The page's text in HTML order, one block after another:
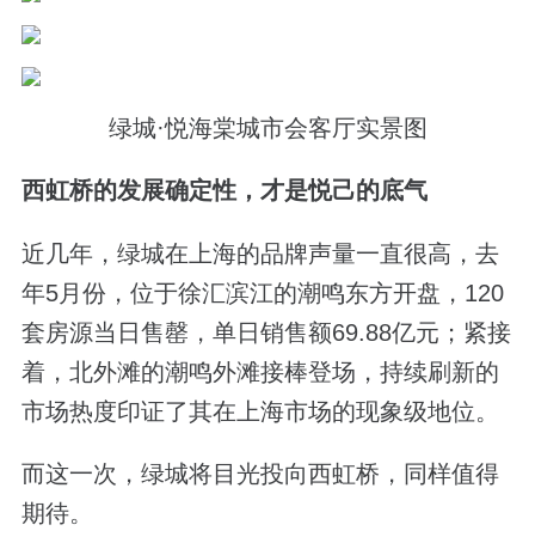
绿城·悦海棠城市会客厅实景图
西虹桥的发展确定性，才是悦己的底气
近几年，绿城在上海的品牌声量一直很高，去
年5月份，位于徐汇滨江的潮鸣东方开盘，120
套房源当日售罄，单日销售额69.88亿元；紧接
着，北外滩的潮鸣外滩接棒登场，持续刷新的
市场热度印证了其在上海市场的现象级地位。
而这一次，绿城将目光投向西虹桥，同样值得
期待。